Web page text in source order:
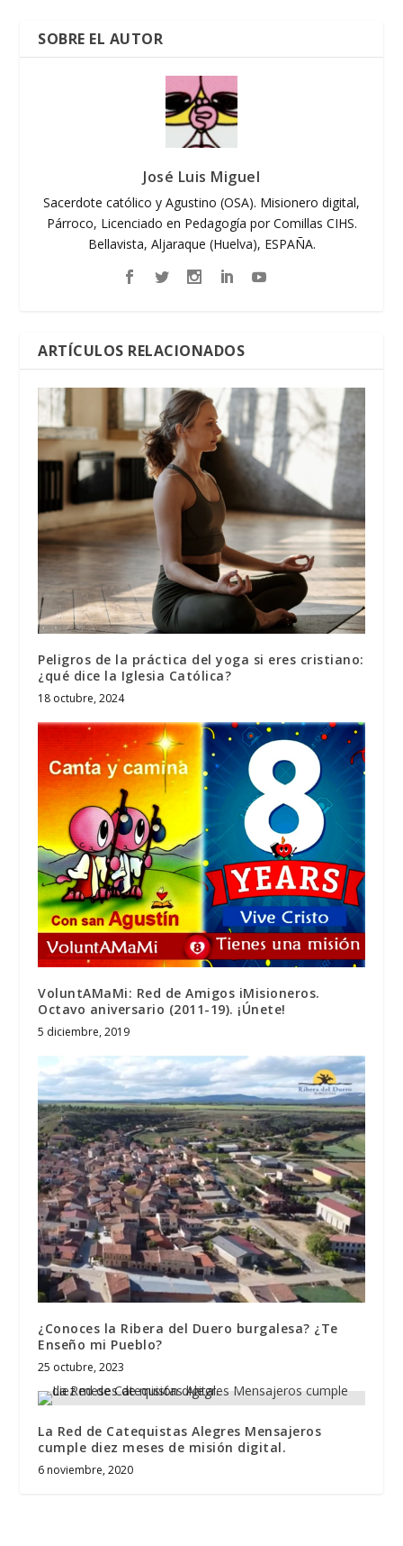
SOBRE EL AUTOR
José Luis Miguel
Sacerdote católico y Agustino (OSA). Misionero digital,
Párroco, Licenciado en Pedagogía por Comillas CIHS.
Bellavista, Aljaraque (Huelva), ESPAÑA.
ARTÍCULOS RELACIONADOS
Peligros de la práctica del yoga si eres cristiano:
¿qué dice la Iglesia Católica?
18 octubre, 2024
VoluntAMaMi: Red de Amigos iMisioneros.
Octavo aniversario (2011-19). ¡Únete!
5 diciembre, 2019
¿Conoces la Ribera del Duero burgalesa? ¿Te
Enseño mi Pueblo?
25 octubre, 2023
La Red de Catequistas Alegres Mensajeros
cumple diez meses de misión digital.
6 noviembre, 2020